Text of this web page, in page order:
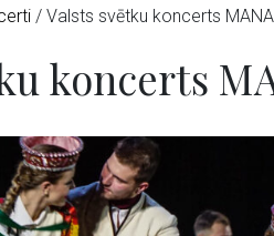
/ Valsts svētku koncerts
koncerts